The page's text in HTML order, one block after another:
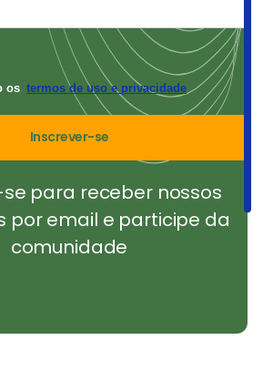
os termos de uso e privacidade
Inscrever-se
para receber nossos
por email e participe da
comunidade